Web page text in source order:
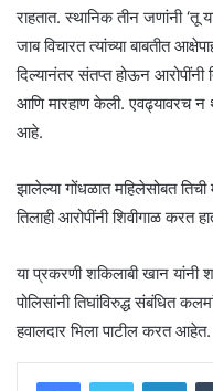
राहतात. स्थानिक तीन जणांनी ‘तू
जाब विचारत त्यांच्या बाबतीत
दिल्यानंतर संतप्त होऊन आरोपींनी
आणि मारहाण केली. एवढ्यावरच न
आहे.
झालेल्या गोंधळात महिलेसोबत
तिलाही आरोपींनी शिवीगाळ करत
या प्रकरणी शकिलाबी खान
पोलिसांनी तिघांविरुद्ध संबंधित
हवालदार भिला पाटील करत आहेत.